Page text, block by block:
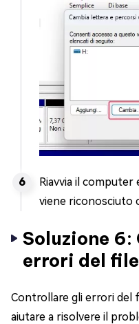
Riavvia il computer
viene riconosciuto
Soluzione
errori del
Controllare gli errori del
aiutare a risolvere il